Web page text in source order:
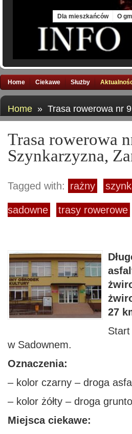
Dla mieszkańców O
Home Ciekawe Służby
Home » Trasa rowerowa nr
Trasa rowerowa
Szynkarzyzna,
Tagged with: rażny
sadowne trasy rowerowe
27
w Sadownem.
Oznaczenia:
– kolor czarny – droga
– kolor żółty – droga
Miejsca ciekawe: